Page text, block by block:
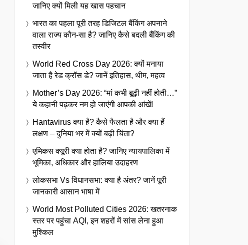
जानिए क्यों मिली यह खास पहचान
भारत का पहला पूरी तरह डिजिटल बैंकिंग अपनाने
वाला राज्य कौन-सा है? जानिए कैसे बदली बैंकिंग की
तस्वीर
World Red Cross Day 2026: क्यों मनाया
जाता है रेड क्रॉस डे? जानें इतिहास, थीम, महत्व
Mother’s Day 2026: “मां कभी बूढ़ी नहीं होती…”
ये कहानी पढ़कर नम हो जाएंगी आपकी आंखें!
Hantavirus क्या है? कैसे फैलता है और क्या हैं
लक्षण – दुनिया भर में क्यों बढ़ी चिंता?
एमिकस क्यूरी क्या होता है? जानिए न्यायपालिका में
भूमिका, अधिकार और हालिया उदाहरण
लोकसभा Vs विधानसभा: क्या है अंतर? जानें पूरी
जानकारी आसान भाषा में
World Most Polluted Cities 2026: खतरनाक
स्तर पर पहुंचा AQI, इन शहरों में सांस लेना हुआ
मुश्किल